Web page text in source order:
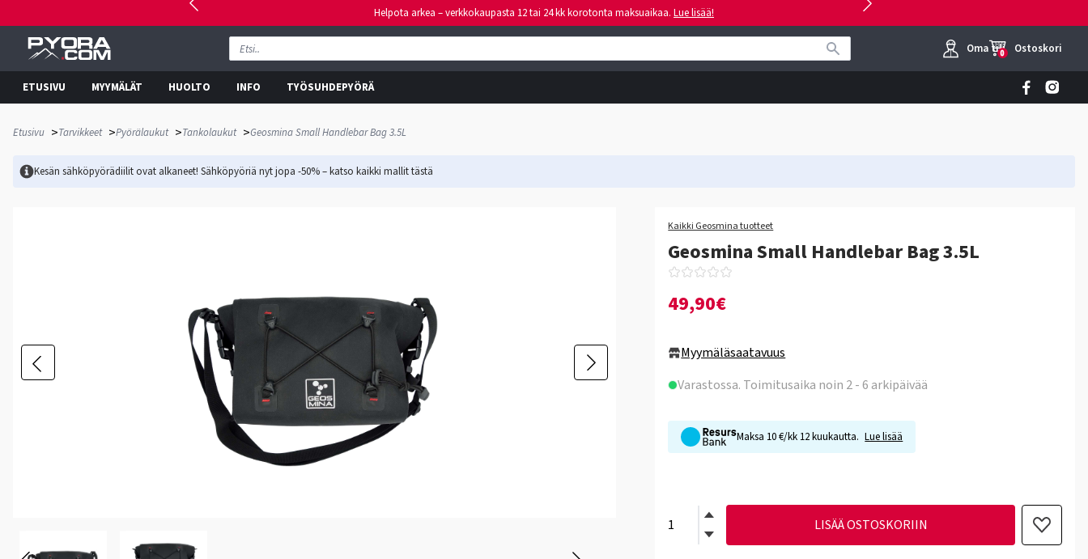
Helpota arkea – verkkokaupasta 12 tai 24 kk korotonta maksuaikaa. Lue lisää!
Oma tili
0 Ostoskori
ETUSIVU MYYMÄLÄT HUOLTO INFO TYÖSUHDEPYÖRÄ
Etusivu >Tarvikkeet >Pyörälaukut >Tankolaukut >Geosmina Small Handlebar Bag 3.5L
Kesän sähköpyörädiilit ovat alkaneet! Sähköpyöriä nyt jopa -50% – katso kaikki mallittästä
Kaikki Geosmina tuotteet
Geosmina Small Handlebar Bag 3.5L
49,90€
Myymäläsaatavuus
Varastossa. Toimitusaika noin 2 - 6 arkipäivää
Maksa 10 €/kk 12 kuukautta. Lue lisää
LISÄÄ OSTOSKORIIN